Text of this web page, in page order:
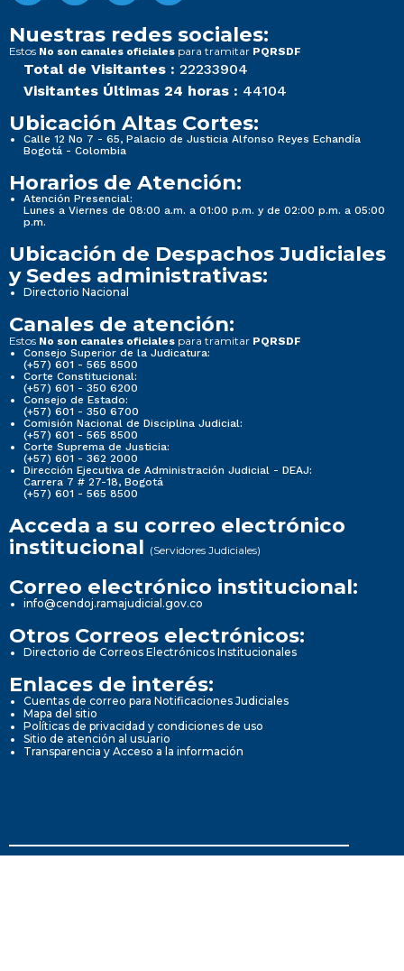
Nuestras redes sociales:
Estos No son canales oficiales para tramitar PQRSDF
Total de Visitantes : 22233904
Visitantes Últimas 24 horas : 44104
Ubicación Altas Cortes:
Calle 12 No 7 - 65, Palacio de Justicia Alfonso Reyes Echandía
Bogotá - Colombia
Horarios de Atención:
Atención Presencial:
Lunes a Viernes de 08:00 a.m. a 01:00 p.m. y de 02:00 p.m. a 05:00
p.m.
Ubicación de Despachos Judiciales
y Sedes administrativas:
Directorio Nacional
Canales de atención:
Estos No son canales oficiales para tramitar PQRSDF
Consejo Superior de la Judicatura:
(+57) 601 - 565 8500
Corte Constitucional:
(+57) 601 - 350 6200
Consejo de Estado:
(+57) 601 - 350 6700
Comisión Nacional de Disciplina Judicial:
(+57) 601 - 565 8500
Corte Suprema de Justicia:
(+57) 601 - 362 2000
Dirección Ejecutiva de Administración Judicial - DEAJ:
Carrera 7 # 27-18, Bogotá
(+57) 601 - 565 8500
Acceda a su correo electrónico
institucional (Servidores Judiciales)
Correo electrónico institucional:
info@cendoj.ramajudicial.gov.co
Otros Correos electrónicos:
Directorio de Correos Electrónicos Institucionales
Enlaces de interés:
Cuentas de correo para Notificaciones Judiciales
Mapa del sitio
Políticas de privacidad y condiciones de uso
Sitio de atención al usuario
Transparencia y Acceso a la información